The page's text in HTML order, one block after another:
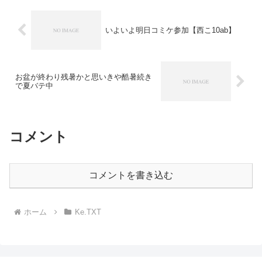
いよいよ明日コミケ参加【西こ10ab】
お盆が終わり残暑かと思いきや酷暑続き
で夏バテ中
コメント
コメントを書き込む
ホーム Ke.TXT